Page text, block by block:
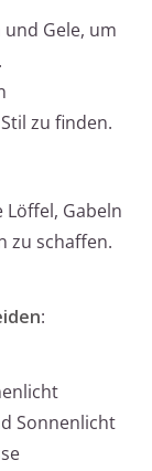
Gele, um
zu finden.
Löffel, Gabeln
zu schaffen.
:
Sonnenlicht